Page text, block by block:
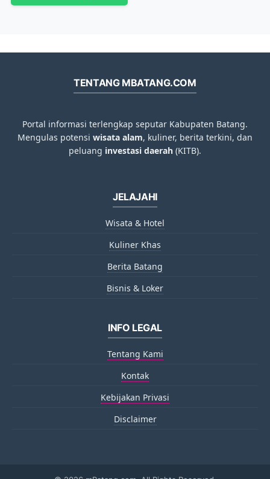
TENTANG MBATANG.COM
Portal informasi terlengkap seputar Kabupaten Batang.
Mengulas potensi wisata alam, kuliner, berita terkini, dan
peluang investasi daerah (KITB).
JELAJAHI
Wisata & Hotel
Kuliner Khas
Berita Batang
Bisnis & Loker
INFO LEGAL
Tentang Kami
Kontak
Kebijakan Privasi
Disclaimer